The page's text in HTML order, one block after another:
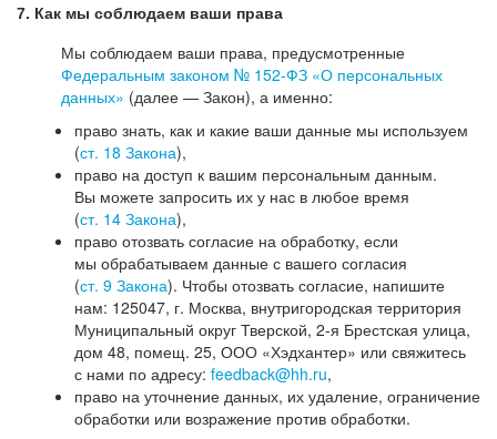
7. Как мы соблюдаем ваши права
Мы соблюдаем ваши права, предусмотренные
Федеральным законом № 152-ФЗ «О персональных
данных» (далее — Закон), а именно:
право знать, как и какие ваши данные мы используем
(ст. 18 Закона),
право на доступ к вашим персональным данным.
Вы можете запросить их у нас в любое время
(ст. 14 Закона),
право отозвать согласие на обработку, если
мы обрабатываем данные с вашего согласия
(ст. 9 Закона). Чтобы отозвать согласие, напишите
нам: 125047, г. Москва, внутригородская территория
Муниципальный округ Тверской, 2-я Брестская улица,
дом 48, помещ. 25, ООО «Хэдхантер» или свяжитесь
с нами по адресу: feedback@hh.ru,
право на уточнение данных, их удаление, ограничение
обработки или возражение против обработки.